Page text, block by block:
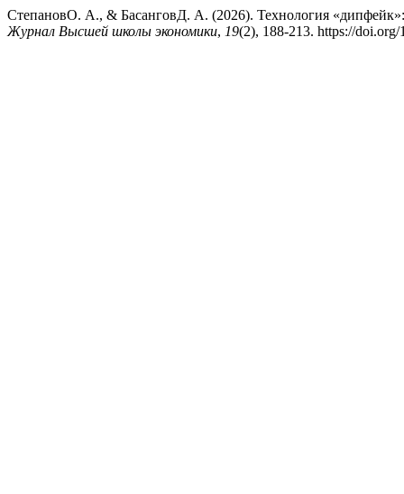
СтепановО. А., & БасанговД. А. (2026). Технология
Журнал Высшей школы экономики, 19(2), 188-213. https://